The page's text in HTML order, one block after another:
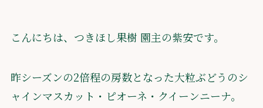
こんにちは、つきほし果樹 園主の紫安です。
昨シーズンの2倍程の房数となった大粒ぶどうのシ
ャインマスカット・ピオーネ・クイーンニーナ。